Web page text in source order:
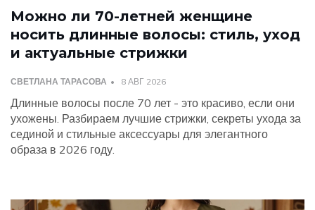
Можно ли 70-летней женщине
носить длинные волосы: стиль, уход
и актуальные стрижки
СВЕТЛАНА ТАРАСОВА 8 АВГ 2026
Длинные волосы после 70 лет - это красиво, если они
ухожены. Разбираем лучшие стрижки, секреты ухода за
сединой и стильные аксессуары для элегантного
образа в 2026 году.